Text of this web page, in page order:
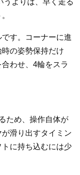
す。コーナーに進
の姿勢保持だけ
わせ、4輪をスラ
ため、操作自体が
滑り出すタイミン
に持ち込むには少